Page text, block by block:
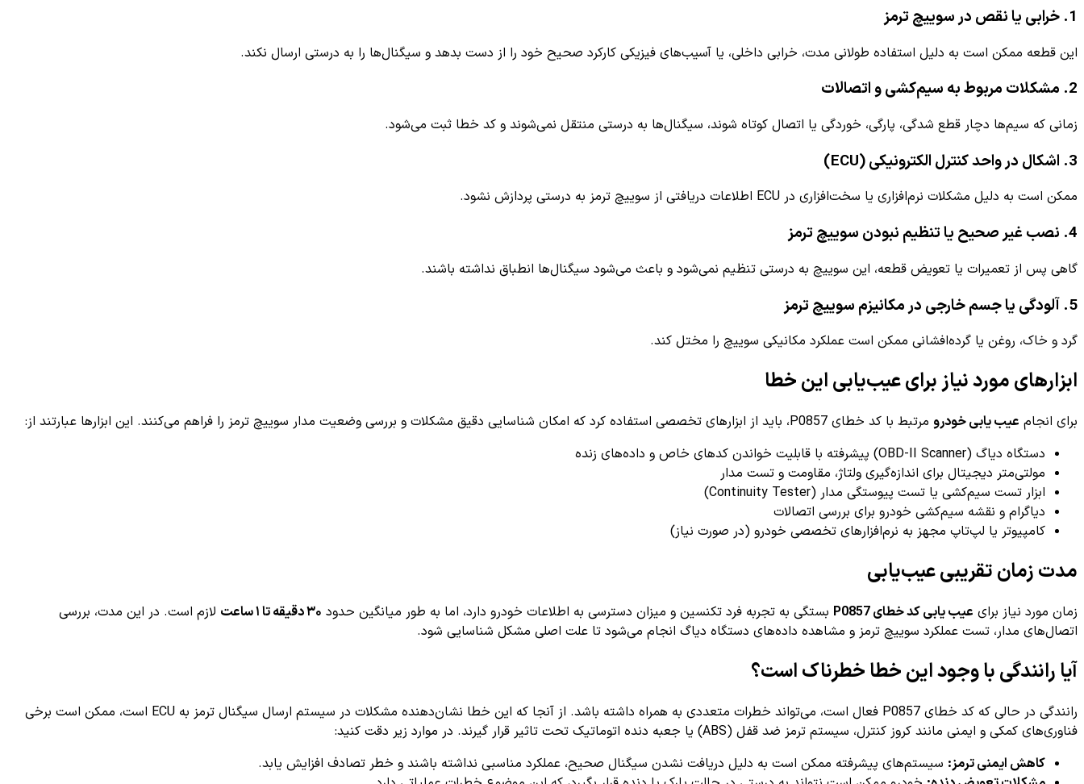
1. خرابی یا نقص در سوییچ ترمز
این قطعه ممکن است به دلیل استفاده طولانی مدت، خرابی داخلی، یا آسیب‌های فیزیکی کارکرد صحیح خود را از دست بدهد و سیگنال‌ها را به درستی ارسال نکند.
2. مشکلات مربوط به سیم‌کشی و اتصالات
زمانی که سیم‌ها دچار قطع شدگی، پارگی، خوردگی یا اتصال کوتاه شوند، سیگنال‌ها به درستی منتقل نمی‌شوند و کد خطا ثبت می‌شود.
3. اشکال در واحد کنترل الکترونیکی (ECU)
ممکن است به دلیل مشکلات نرم‌افزاری یا سخت‌افزاری در ECU اطلاعات دریافتی از سوییچ ترمز به درستی پردازش نشود.
4. نصب غیر صحیح یا تنظیم نبودن سوییچ ترمز
گاهی پس از تعمیرات یا تعویض قطعه، این سوییچ به درستی تنظیم نمی‌شود و باعث می‌شود سیگنال‌ها انطباق نداشته باشند.
5. آلودگی یا جسم خارجی در مکانیزم سوییچ ترمز
گرد و خاک، روغن یا گرده‌افشانی ممکن است عملکرد مکانیکی سوییچ را مختل کند.
ابزارهای مورد نیاز برای عیب‌یابی این خطا
برای انجام عیب یابی خودرو مرتبط با کد خطای P0857، باید از ابزارهای تخصصی استفاده کرد که امکان شناسایی دقیق مشکلات و بررسی وضعیت مدار سوییچ ترمز را فراهم می‌کنند. این ابزارها عبارتند از:
دستگاه دیاگ (OBD-II Scanner) پیشرفته با قابلیت خواندن کدهای خاص و داده‌های زنده
مولتی‌متر دیجیتال برای اندازه‌گیری ولتاژ، مقاومت و تست مدار
ابزار تست سیم‌کشی یا تست پیوستگی مدار (Continuity Tester)
دیاگرام و نقشه سیم‌کشی خودرو برای بررسی اتصالات
کامپیوتر یا لپ‌تاپ مجهز به نرم‌افزارهای تخصصی خودرو (در صورت نیاز)
مدت زمان تقریبی عیب‌یابی
زمان مورد نیاز برای عیب یابی کد خطای P0857 بستگی به تجربه فرد تکنسین و میزان دسترسی به اطلاعات خودرو دارد، اما به طور میانگین حدود ۳۰ دقیقه تا ۱ ساعت
لازم است. در این مدت، بررسی
اتصال‌های مدار، تست عملکرد سوییچ ترمز و مشاهده داده‌های دستگاه دیاگ انجام می‌شود تا علت اصلی مشکل شناسایی شود.
آیا رانندگی با وجود این خطا خطرناک است؟
رانندگی در حالی که کد خطای P0857 فعال است، می‌تواند خطرات متعددی به همراه داشته باشد. از آنجا که این خطا نشان‌دهنده مشکلات در سیستم ارسال سیگنال ترمز به ECU است، ممکن است برخی
فناوری‌های کمکی و ایمنی مانند کروز کنترل، سیستم ترمز ضد قفل (ABS) یا جعبه دنده اتوماتیک تحت تاثیر قرار گیرند. در موارد زیر دقت کنید:
کاهش ایمنی ترمز: سیستم‌های پیشرفته ممکن است به دلیل دریافت نشدن سیگنال صحیح، عملکرد مناسبی نداشته باشند و خطر تصادف افزایش یابد.